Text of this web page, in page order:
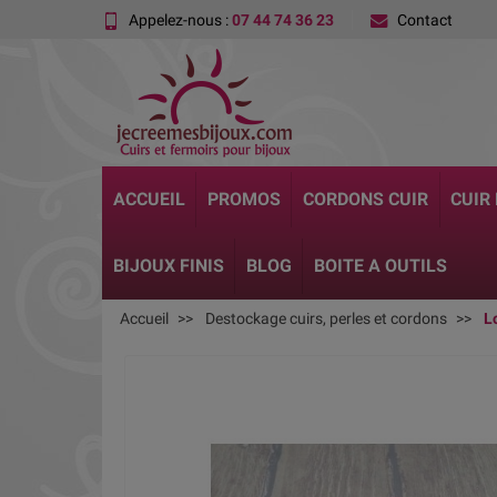
Appelez-nous :07 44 74 36 23 Contact
ACCUEIL PROMOS CORDONS CUIR CUIR
BIJOUX FINIS BLOG BOITE A OUTILS
Accueil Destockage cuirs, perles et cordons